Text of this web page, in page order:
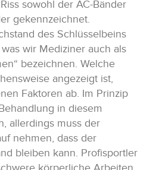
sowohl der AC-Bänder
gekennzeichnet.
des Schlüsselbeins
wir Mediziner auch als
bezeichnen. Welche
angezeigt ist,
Faktoren ab. Im Prinzip
in diesem
allerdings muss der
nehmen, dass der
bleiben kann. Profisportler